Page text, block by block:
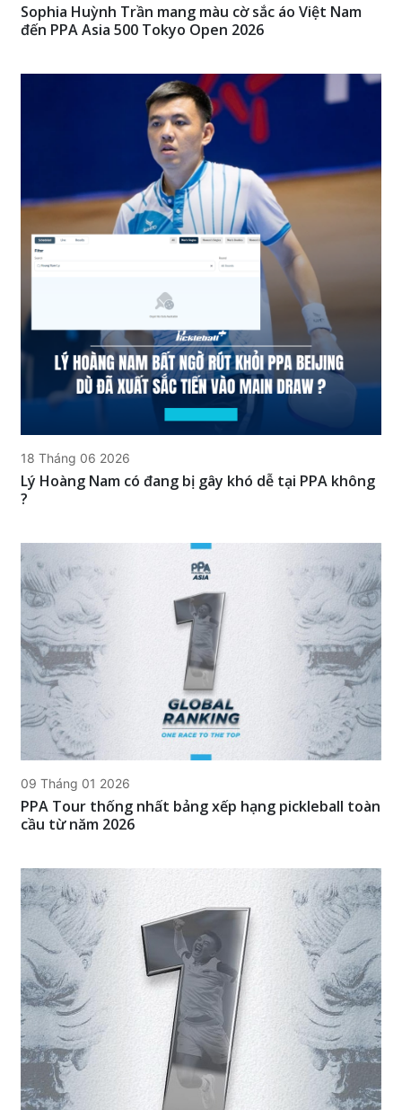
Sophia Huỳnh Trần mang màu cờ sắc áo Việt Nam
đến PPA Asia 500 Tokyo Open 2026
18 Tháng 06 2026
Lý Hoàng Nam có đang bị gây khó dễ tại PPA không
?
09 Tháng 01 2026
PPA Tour thống nhất bảng xếp hạng pickleball toàn
cầu từ năm 2026